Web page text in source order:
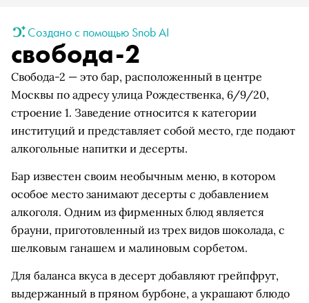
Создано с помощью Snob AI
свобода-2
Свобода-2 — это бар, расположенный в центре
Москвы по адресу улица Рождественка, 6/9/20,
строение 1. Заведение относится к категории
институций и представляет собой место, где подают
алкогольные напитки и десерты.
Бар известен своим необычным меню, в котором
особое место занимают десерты с добавлением
алкоголя. Одним из фирменных блюд является
брауни, приготовленный из трех видов шоколада, с
шелковым ганашем и малиновым сорбетом.
Для баланса вкуса в десерт добавляют грейпфрут,
выдержанный в пряном бурбоне, а украшают блюдо